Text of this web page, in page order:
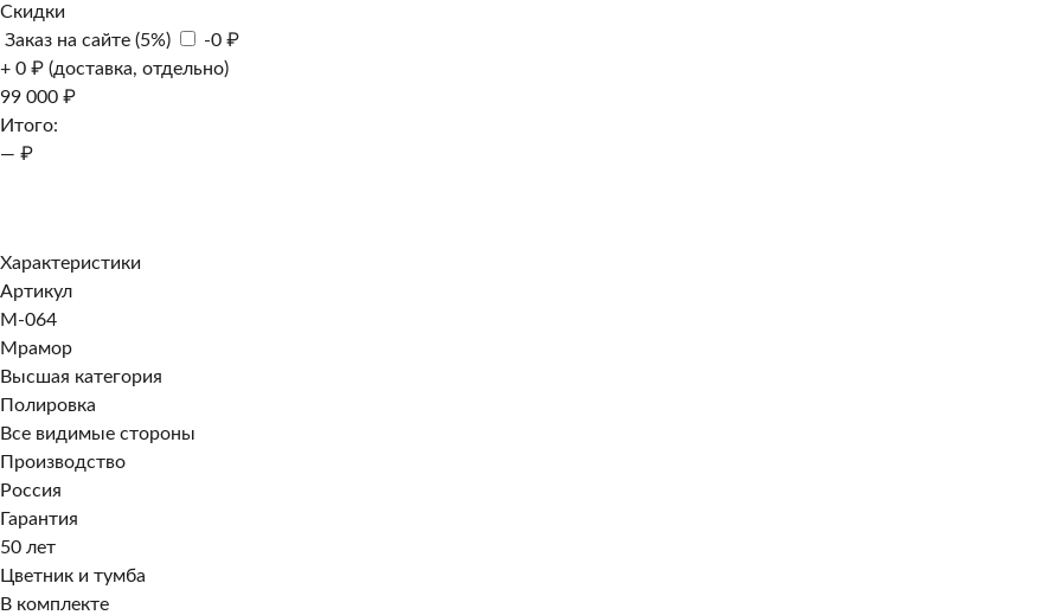
Скидки
Заказ на сайте (5%)
-0 ₽
+ 0 ₽ (доставка, отдельно)
99 000 ₽
Итого:
— ₽
Характеристики
Артикул
M-064
Мрамор
Высшая категория
Полировка
Все видимые стороны
Производство
Россия
Гарантия
50 лет
Цветник и тумба
В комплекте